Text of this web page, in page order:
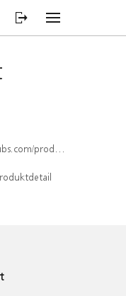
isin/CH1567052233